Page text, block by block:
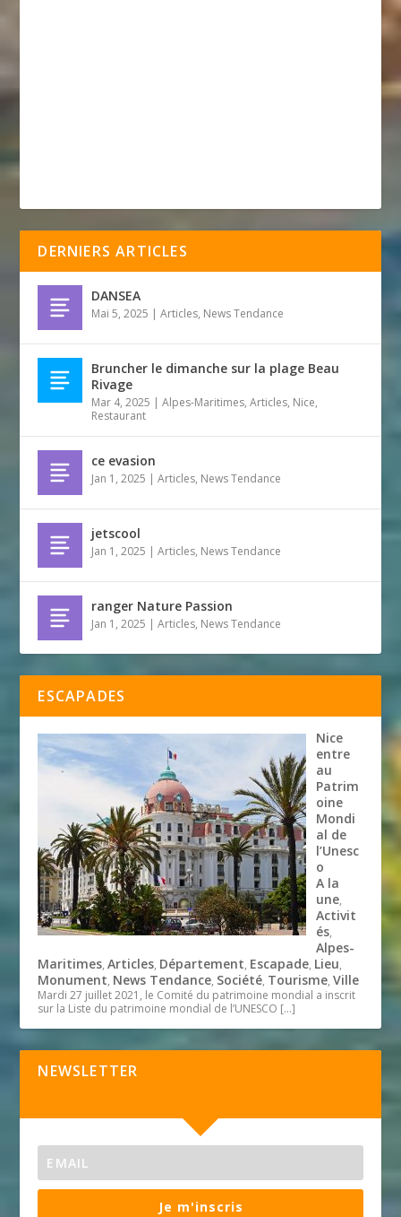
DERNIERS ARTICLES
DANSEA
Mai 5, 2025 |Articles, News Tendance
Bruncher le dimanche sur la plage Beau
Rivage
Mar 4, 2025 |Alpes-Maritimes,Articles, Nice,
Restaurant
ce evasion
Jan 1, 2025 |Articles, News Tendance
jetscool
Jan 1, 2025 |Articles, News Tendance
ranger Nature Passion
Jan 1, 2025 |Articles, News Tendance
ESCAPADES
Nice
entre
au
Patrim
oine
Mondi
al de
l’Unesc
o
A la
une,
Activit
és,
Alpes-
Maritimes,Articles, Département, Escapade, Lieu,
Monument, News Tendance, Société, Tourisme,Ville
Mardi 27 juillet 2021, le Comité du patrimoine mondial a inscrit
sur la Liste du patrimoine mondial de l’UNESCO […]
NEWSLETTER
Je m'inscris